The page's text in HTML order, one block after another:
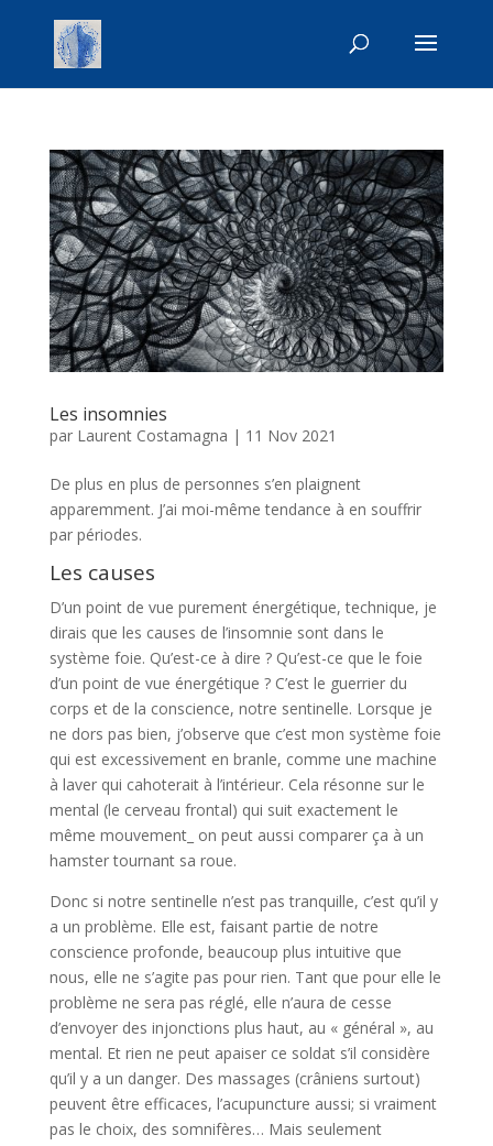
Les insomnies
par Laurent Costamagna | 11 Nov 2021
De plus en plus de personnes s’en plaignent
apparemment. J’ai moi-même tendance à en souffrir
par périodes.
Les causes
D’un point de vue purement énergétique, technique, je
dirais que les causes de l’insomnie sont dans le
système foie. Qu’est-ce à dire ? Qu’est-ce que le foie
d’un point de vue énergétique ? C’est le guerrier du
corps et de la conscience, notre sentinelle. Lorsque je
ne dors pas bien, j’observe que c’est mon système foie
qui est excessivement en branle, comme une machine
à laver qui cahoterait à l’intérieur. Cela résonne sur le
mental (le cerveau frontal) qui suit exactement le
même mouvement_ on peut aussi comparer ça à un
hamster tournant sa roue.
Donc si notre sentinelle n’est pas tranquille, c’est qu’il y
a un problème. Elle est, faisant partie de notre
conscience profonde, beaucoup plus intuitive que
nous, elle ne s’agite pas pour rien. Tant que pour elle le
problème ne sera pas réglé, elle n’aura de cesse
d’envoyer des injonctions plus haut, au « général », au
mental. Et rien ne peut apaiser ce soldat s’il considère
qu’il y a un danger. Des massages (crâniens surtout)
peuvent être efficaces, l’acupuncture aussi; si vraiment
pas le choix, des somnifères… Mais seulement